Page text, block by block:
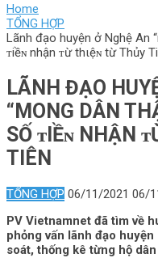
Home
TỔNG HỢP
Lãnh đạo huyện ở Nghệ An
ᴛiềɴ nhận ᴛừ thιệɴ từ Thủy
LÃNH ĐẠO
“MONG DÂN
SỐ ᴛIỀɴ NHẬN
TIÊN
TỔNG HỢP 06/11/2021 06/
PV Vietnamnet đã tìm về
phỏng vấn lãnh đạo huyện
soát, thống kê từng hộ